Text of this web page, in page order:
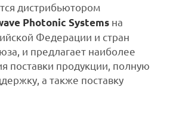
дистрибьютором
Photonic Systems на
Федерации и стран
и предлагает наиболее
поставки продукции, полную
а также поставку